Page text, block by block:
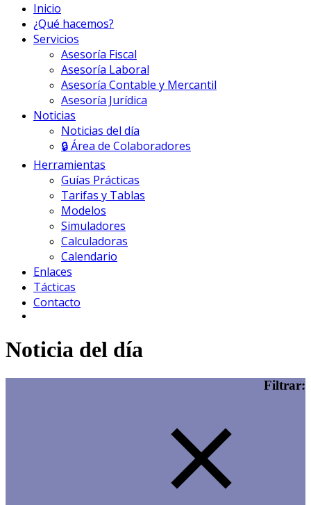
Inicio
¿Qué hacemos?
Servicios
Asesoría Fiscal
Asesoría Laboral
Asesoría Contable y Mercantil
Asesoría Jurídica
Noticias
Noticias del día
🔒 Área de Colaboradores
Herramientas
Guías Prácticas
Tarifas y Tablas
Modelos
Simuladores
Calculadoras
Calendario
Enlaces
Tácticas
Contacto
Noticia del día
Filtrar: